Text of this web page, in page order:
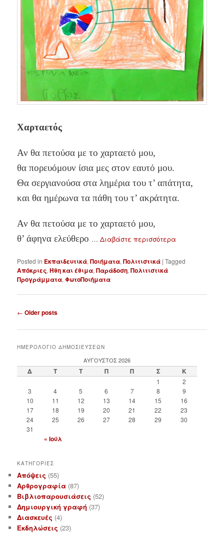
Χαρταετός
Αν θα πετούσα με το χαρταετό μου,
θα πορευόμουν ίσια μες στον εαυτό μου.
Θα σεργιανούσα στα λημέρια του τ’ απάτητα,
και θα ημέρωνα τα πάθη του τ’ ακράτητα.
Αν θα πετούσα με το χαρταετό μου,
θ’ άφηνα ελεύθερο …Διαβάστε περισσότερα
Posted in Εκπαιδευτικά,Ποιήματα,Πολιτιστικά |Tagged
Απόκριες,Ήθη και έθιμα,Παράδοση,Πολιτιστικά
Προγράμματα,ΦωτοΠοιήματα
P
s
v
← Older posts
ΗΜΕΡΟΛΟΓΙΟ ΔΗΜΟΣΙΕΥΣΕΩΝ
ΑΎΓΟΥΣΤΟΣ 2026
Δ Τ Τ Π Π Σ Κ
1
2
3
4 5 6 7 8
9
10
11 12 13 14 15
16
17
18 19 20 21 22
23
24
25 26 27 28 29
30
31
« Ιούλ
ΚΑΤΗΓΟΡΙΕΣ
Απόψεις (55)
Αρθρογραφία (87)
Βιβλιοπαρουσιάσεις (52)
Δημιουργική γραφή (37)
Διασκευές (4)
Εκδηλώσεις (23)